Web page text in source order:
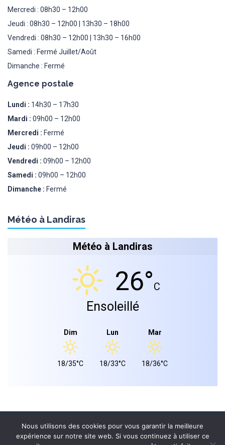
Mercredi : 08h30 – 12h00
Jeudi : 08h30 – 12h00 | 13h30 – 18h00
Vendredi : 08h30 – 12h00 | 13h30 – 16h00
Samedi : Fermé Juillet/Août
Dimanche : Fermé
Agence postale
Lundi : 14h30 – 17h30
Mardi : 09h00 – 12h00
Mercredi : Fermé
Jeudi : 09h00 – 12h00
Vendredi : 09h00 – 12h00
Samedi : 09h00 – 12h00
Dimanche : Fermé
Météo à Landiras
Météo à Landiras
26°C
Ensoleillé
Dim
18/35°C
Lun
18/33°C
Mar
18/36°C
Mairie de landiras 2026 © - Tous droits réservés.
PLAN DU SITE
Nous utilisons des cookies pour vous garantir la meilleure
expérience sur notre site web. Si vous continuez à utiliser ce